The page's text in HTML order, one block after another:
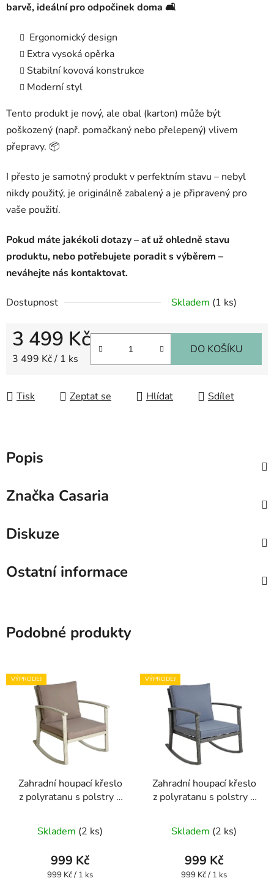
barvě, ideální pro odpočinek doma 🛋️
Ergonomický design
Extra vysoká opěrka
Stabilní kovová konstrukce
Moderní styl
Tento produkt je nový, ale obal (karton) může být
poškozený (např. pomačkaný nebo přelepený) vlivem
přepravy. 📦
I přesto je samotný produkt v perfektním stavu – nebyl
nikdy použitý, je originálně zabalený a je připravený pro
vaše použití.
Pokud máte jakékoli dotazy – ať už ohledně stavu
produktu, nebo potřebujete poradit s výběrem –
neváhejte nás kontaktovat.
Dostupnost Skladem (1 ks)
3 499 Kč
Měrná cena:
3 499 Kč / 1 ks
DO KOŠÍKU
Tisk Zeptat se Hlídat Sdílet
Popis
Značka Casaria
Diskuze
Ostatní informace
Podobné produkty
VÝPRODEJ
Zahradní houpací křeslo
z polyratanu s polstry –
Skladem (2 ks)
999 Kč
Měrná
999 Kč / 1 ks
VÝPRODEJ
Zahradní houpací křeslo
z polyratanu s polstry –
Skladem (2 ks)
999 Kč
Měrná
999 Kč / 1 ks